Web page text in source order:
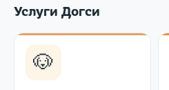
Услуги Догси
🐶